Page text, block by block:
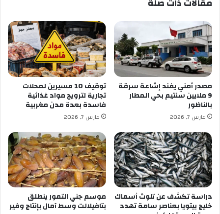
مصدر أمني يفند إشاعة سرقة
9 ملايين سنتيم بحي المطار
بالناظور
مارس 7, 2026
توقيف 10 مسيرين لمحلات
تجارية لترويج مواد غذائية
فاسدة بعدة مدن مغربية
مارس 7, 2026
دراسة تكشف عن تلوث أسماك
خليج بيتويا بعناصر سامة تهدد
موسم جني التمور ينطلق
بتافيلالت وسط آمال بإنتاج وفير